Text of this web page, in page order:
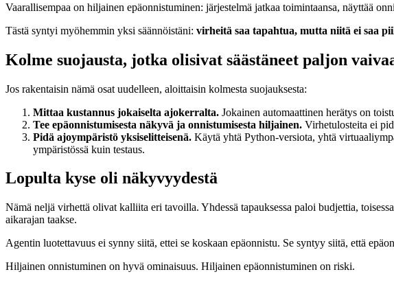
Vaarallisempaa on hiljainen epäonnistuminen: järjestelmä jatkaa toimintaansa, näyttää
Tästä syntyi myöhemmin yksi säännöistäni: virheitä saa tapahtua, mutta niitä ei saa
Kolme suojausta, jotka olisivat säästäneet paljon
Jos rakentaisin nämä osat uudelleen, aloittaisin kolmesta suojauksesta:
Mittaa kustannus jokaiselta ajokerralta. Jokainen automaattinen herätys on
Tee epäonnistumisesta näkyvä ja onnistumisesta hiljainen. Virhetulosteita ei
Pidä ajoympäristö yksiselitteisenä. Käytä yhtä Python-versiota, yhtä
ympäristössä kuin testaus.
Lopulta kyse oli näkyvyydestä
Nämä neljä virhettä olivat kalliita eri tavoilla. Yhdessä tapauksessa paloi budjettia,
aikarajan taakse.
Agentin luotettavuus ei synny siitä, ettei se koskaan epäonnistu. Se syntyy siitä, että
Hiljainen onnistuminen on hyvä ominaisuus. Hiljainen epäonnistuminen on riski.